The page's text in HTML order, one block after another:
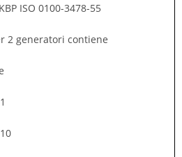
ISO 0100-3478-55
2 generatori contiene